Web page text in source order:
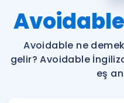
Faydalı Araçlar
Avoidable
Avoidable ne
gelir? Avoidable
eş